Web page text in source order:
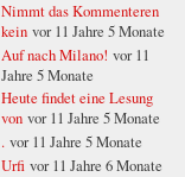
Nimmt das Kommenteren
kein vor 11 Jahre 5 Monate
Auf nach Milano! vor 11
Jahre 5 Monate
Heute findet eine Lesung
von vor 11 Jahre 5 Monate
. vor 11 Jahre 5 Monate
Urfi vor 11 Jahre 6 Monate